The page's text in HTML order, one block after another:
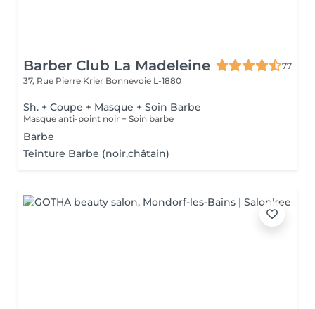
Barber Club La Madeleine
77
37, Rue Pierre Krier Bonnevoie L-1880
Sh. + Coupe + Masque + Soin Barbe
Masque anti-point noir + Soin barbe
Barbe
Teinture Barbe (noir,châtain)